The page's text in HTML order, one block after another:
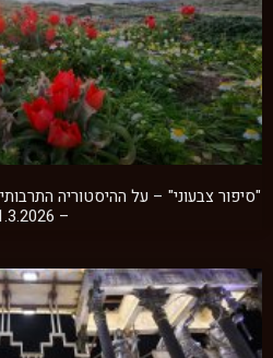
"סיפור צבעוני" – על ההיסטוריה
– 11.3.2026